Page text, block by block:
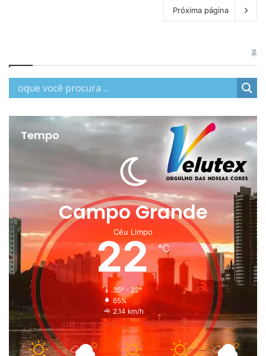
Próxima página
Tempo
Campo Grande
Céu Limpo
22℃
35º - 22º
65%
2.14 km/h